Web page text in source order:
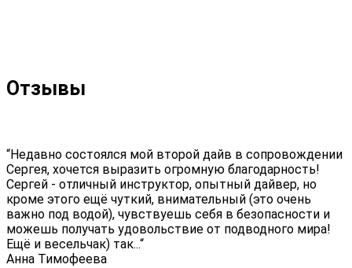
Отзывы
“Недавно состоялся мой второй дайв в сопровождении
Сергея, хочется выразить огромную благодарность!
Сергей - отличный инструктор, опытный дайвер, но
кроме этого ещё чуткий, внимательный (это очень
важно под водой), чувствуешь себя в безопасности и
можешь получать удовольствие от подводного мира!
Ещё и весельчак) так...“
Анна Тимофеева